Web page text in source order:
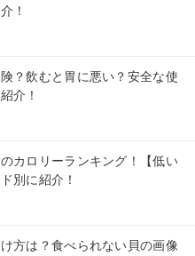
！
？飲むと胃に悪い？安全な使
介！
カロリーランキング！【低い
別に紹介！
方は？食べられない貝の画像